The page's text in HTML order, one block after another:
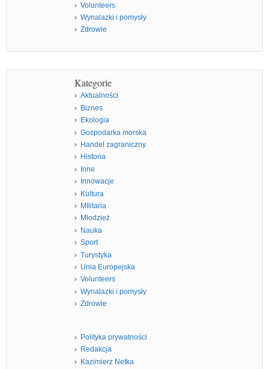
Volunteers
Wynalazki i pomysły
Zdrowie
Kategorie
Aktualności
Biznes
Ekologia
Gospodarka morska
Handel zagraniczny
Historia
Inne
Innowacje
Kultura
MIlitaria
Młodzież
Nauka
Sport
Turystyka
Unia Europejska
Volunteers
Wynalazki i pomysły
Zdrowie
Polityka prywatności
Redakcja
Kazimierz Netka